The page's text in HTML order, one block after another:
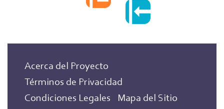
Acerca del Proyecto
Términos de Privacidad
Condiciones Legales
Mapa del Sitio